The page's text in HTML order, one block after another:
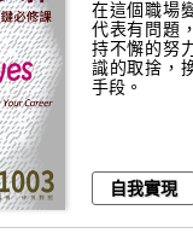
在這個職場
代表有問題
持不懈的努
識的取捨，
手段。
自我實現